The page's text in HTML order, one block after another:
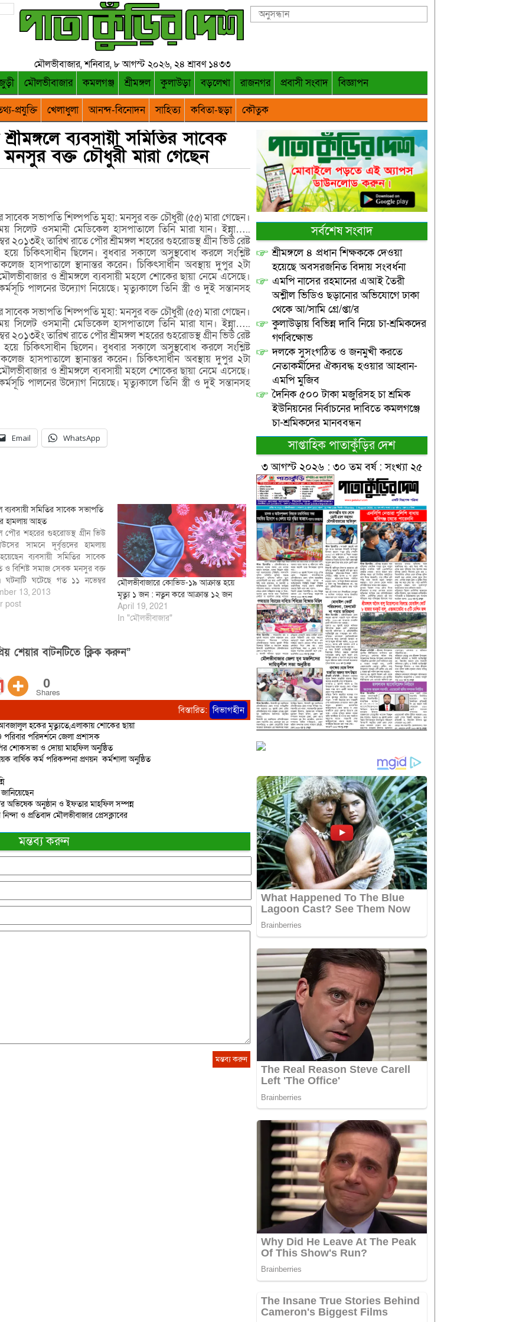
মৌলভীবাজার, শনিবার, ৮ আগস্ট ২০২৬, ২৪ শ্রাবণ ১৪৩৩
মৌলভীবাজার কমলগঞ্জ শ্রীমঙ্গল কুলাউড়া বড়লেখা রাজনগর প্রবাসী সংবাদ
বিজ্ঞাপন
প্রযুক্তি
খেলাধুলা আনন্দ-বিনোদন সাহিত্য কবিতা-ছড়া কৌতুক
ব্যবসায়ী সমিতির সাবেক
বক্ত চৌধুরী মারা গেছেন
সাবেক সভাপতি শিল্পপতি মুহা: মনসুর বক্ত চৌধুরী (৫৫) মারা গেছেন।
সিলেট ওসমানী মেডিকেল হাসপাতালে তিনি মারা যান। ইন্নাৃৃ…..
২০১৩ইং তারিখ রাতে পৌর শ্রীমঙ্গল শহরের গুহরোডস্থ গ্রীন ভিউ রেষ্ট
চিকিৎসাধীন ছিলেন। বুধবার সকালে অসুস্থবোধ করলে সংশ্লিষ্ট
হাসপাতালে স্থানান্তর করেন। চিকিৎসাধীন অবস্থায় দুপুর ২টা
ও শ্রীমঙ্গলে ব্যবসায়ী মহলে শোকের ছায়া নেমে এসেছে।
পালনের উদ্যোগ নিয়েছে। মৃত্যুকালে তিনি স্ত্রী ও দুই সন্তানসহ
সাবেক সভাপতি শিল্পপতি মুহা: মনসুর বক্ত চৌধুরী (৫৫) মারা গেছেন।
সিলেট ওসমানী মেডিকেল হাসপাতালে তিনি মারা যান। ইন্নাৃৃ…..
২০১৩ইং তারিখ রাতে পৌর শ্রীমঙ্গল শহরের গুহরোডস্থ গ্রীন ভিউ রেষ্ট
চিকিৎসাধীন ছিলেন। বুধবার সকালে অসুস্থবোধ করলে সংশ্লিষ্ট
হাসপাতালে স্থানান্তর করেন। চিকিৎসাধীন অবস্থায় দুপুর ২টা
ও শ্রীমঙ্গলে ব্যবসায়ী মহলে শোকের ছায়া নেমে এসেছে।
পালনের উদ্যোগ নিয়েছে। মৃত্যুকালে তিনি স্ত্রী ও দুই সন্তানসহ
Email WhatsApp
ব্যবসায়ী সমিতির সাবেক সভাপতি
হামলায় আহত
পৌর শহরের গুহরোডস্থ গ্রীন ভিউ
সামনে দূর্বৃত্তদের হামলায়
ব্যবসায়ী সমিতির সাবেক
ও বিশিষ্ট সমাজ সেবক মনসুর বক্ত
ঘটনাটি ঘটেছে গত ১১ নভেম্বর
রাতে। মনসুর বক্ত চৌধুরী জানান ,
২০১৩ইং তারিখে শ্রীমঙ্গলে
13, 2013
post
মৌলভীবাজারে কোভিড-১৯ আক্রান্ত হয়ে
মৃত্যু ১ জন : নতুন করে আক্রান্ত ১২ জন
April 19, 2021
In "মৌলভীবাজার"
শেয়ার বাটনটিতে ক্লিক করুন”
0
Shares
বিস্তারিত: বিভাগহীন
হকের মৃত্যুতে,এলাকায় শোকের ছায়া
পরিদর্শনে জেলা প্রশাসক
শোকসভা ও দোয়া মাহফিল অনুষ্ঠিত
বার্ষিক কর্ম পরিকল্পনা প্রণয়ন কর্মশালা অনুষ্ঠিত
অভিষেক অনুষ্ঠান ও ইফতার মাহফিল সম্পন্ন
ও প্রতিবাদ মৌলভীবাজার প্রেসক্লাবের
মন্তব্য করুন
সর্বশেষ সংবাদ
শ্রীমঙ্গলে ৪ প্রধান শিক্ষককে দেওয়া
হয়েছে অবসরজনিত বিদায় সংবর্ধনা
এমপি নাসের রহমানের এআই তৈরী
অশ্লীল ভিডিও ছড়ানোর অভিযোগে ঢাকা
থেকে আ/সামি গ্রে/প্তা/র
কুলাউড়ায় বিভিন্ন দাবি নিয়ে চা-শ্রমিকদের
গণবিক্ষোভ
দলকে সুসংগঠিত ও জনমুখী করতে
নেতাকর্মীদের ঐক্যবদ্ধ হওয়ার আহ্বান-
এমপি মুজিব
দৈনিক ৫০০ টাকা মজুরিসহ চা শ্রমিক
ইউনিয়নের নির্বাচনের দাবিতে কমলগঞ্জে
চা-শ্রমিকদের মানববন্ধন
সাপ্তাহিক পাতাকুঁড়ির দেশ
৩ আগস্ট ২০২৬ : ৩০ তম বর্ষ : সংখ্যা ২৫